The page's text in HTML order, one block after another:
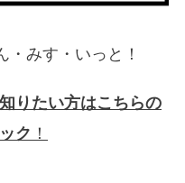
・みす・いっと！
りたい方はこちらの
ク ！